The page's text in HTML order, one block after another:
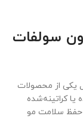
سولفات
لایتنس بدون سولفات حجم ۱۰۰۰ میل یکی از محصولات
کراتینه‌شده
حفظ سلامت مو